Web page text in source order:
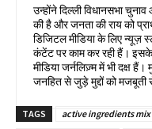
उन्होंने दिल्ली विधानसभा
की है और जनता की राय को
डिजिटल मीडिया के लिए न्यूज़
कंटेंट पर काम कर रही हैं। इसके
मीडिया जर्नलिज़्म में भी दक्ष
जनहित से जुड़े मुद्दों को मजबूती
TAGS active ingredients mix